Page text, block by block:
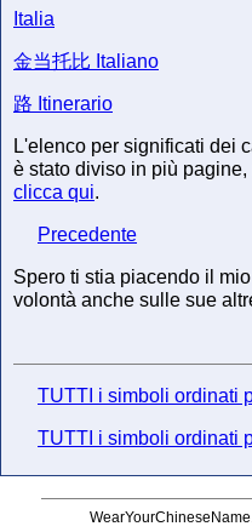
Italia
金当托比 Italiano
路 Itinerario
L'elenco per significati dei
è stato diviso in più
clicca qui.
Precedente
Spero ti stia piacendo il
volontà anche sulle sue
TUTTI i simboli ordinati
TUTTI i simboli ordinati